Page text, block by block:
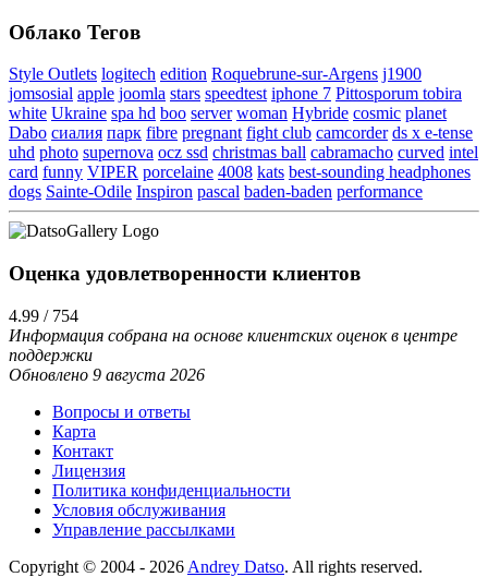
Облако Тегов
Style Outlets logitech edition Roquebrune-sur-Argens j1900
jomsosial apple joomla stars speedtest iphone 7 Pittosporum tobira
white Ukraine spa hd boo server woman Hybride cosmic planet
Dabo сиалия парк fibre pregnant fight club camcorder ds x e-tense
uhd photo supernova ocz ssd christmas ball cabramacho curved intel
card funny VIPER porcelaine 4008 kats best-sounding headphones
dogs Sainte-Odile Inspiron pascal baden-baden performance
Оценка удовлетворенности клиентов
4.99 / 754
Информация собрана на основе клиентских оценок в центре
поддержки
Обновлено 9 августа 2026
Вопросы и ответы
Карта
Контакт
Лицензия
Политика конфиденциальности
Условия обслуживания
Управление рассылками
Copyright © 2004 - 2026 Andrey Datso. All rights reserved.